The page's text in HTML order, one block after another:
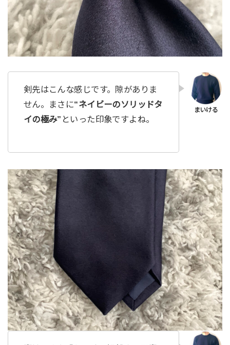
剣先はこんな感じです。隙がありま
せん。まさに“ネイビーのソリッドタ
イの極み” といった印象ですよね。